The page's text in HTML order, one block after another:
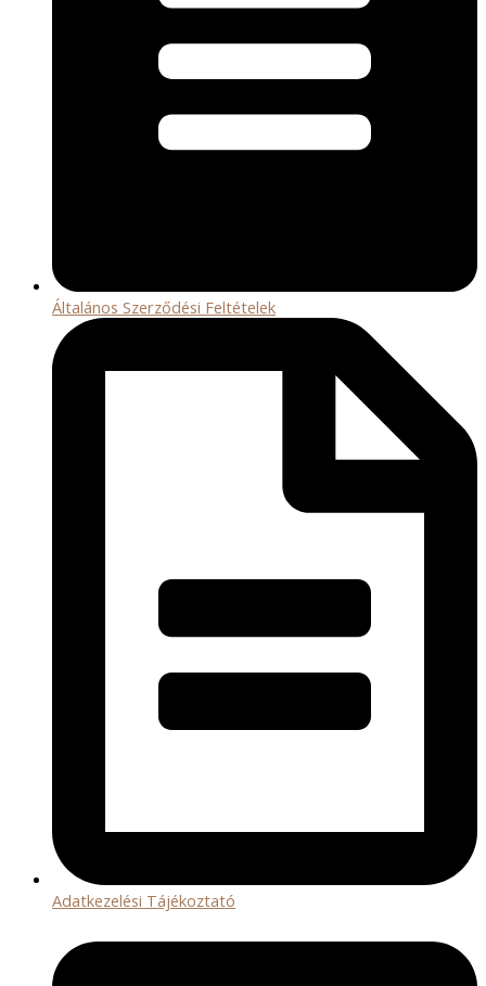
Általános Szerződési Feltételek
Adatkezelési Tájékoztató